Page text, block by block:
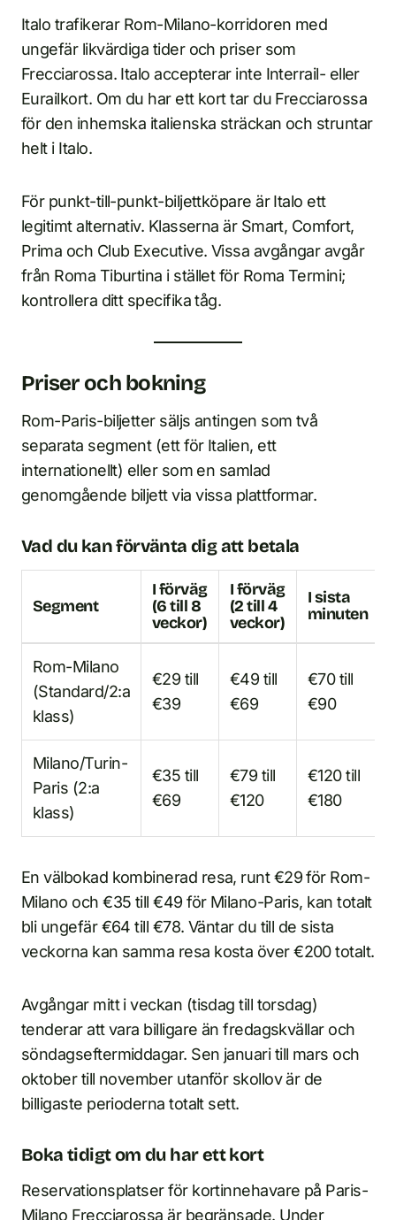
Italo trafikerar Rom-Milano-korridoren med
ungefär likvärdiga tider och priser som
Frecciarossa. Italo accepterar inte Interrail- eller
Eurailkort. Om du har ett kort tar du Frecciarossa
för den inhemska italienska sträckan och struntar
helt i Italo.
För punkt-till-punkt-biljettköpare är Italo ett
legitimt alternativ. Klasserna är Smart, Comfort,
Prima och Club Executive. Vissa avgångar avgår
från Roma Tiburtina i stället för Roma Termini;
kontrollera ditt specifika tåg.
Priser och bokning
Rom-Paris-biljetter säljs antingen som två
separata segment (ett för Italien, ett
internationellt) eller som en samlad
genomgående biljett via vissa plattformar.
Vad du kan förvänta dig att betala
Segment
I förväg
(6 till 8
veckor)
I förväg
(2 till 4
veckor)
I sista
minuten
Rom-Milano
(Standard/2:a
klass)
€29 till
€39
€49 till
€69
€70 till
€90
Milano/Turin-
Paris (2:a
klass)
€35 till
€69
€79 till
€120
€120 till
€180
En välbokad kombinerad resa, runt €29 för Rom-
Milano och €35 till €49 för Milano-Paris, kan totalt
bli ungefär €64 till €78. Väntar du till de sista
veckorna kan samma resa kosta över €200 totalt.
Avgångar mitt i veckan (tisdag till torsdag)
tenderar att vara billigare än fredagskvällar och
söndagseftermiddagar. Sen januari till mars och
oktober till november utanför skollov är de
billigaste perioderna totalt sett.
Boka tidigt om du har ett kort
Reservationsplatser för kortinnehavare på Paris-
Milano Frecciarossa är begränsade. Under